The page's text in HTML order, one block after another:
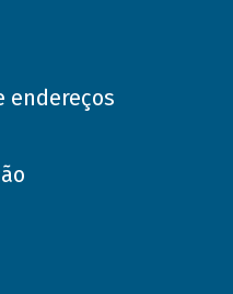
endereços